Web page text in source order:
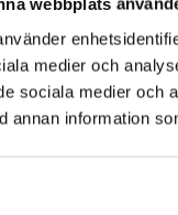
webbplats
medier och
sociala medier och
annan information